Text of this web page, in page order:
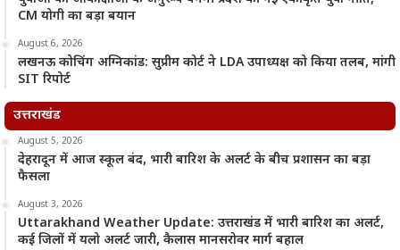
CM योगी का बड़ा बयान
August 6, 2026
लखनऊ कोचिंग अग्निकांड: सुप्रीम कोर्ट ने LDA उपाध्यक्ष को किया तलब, मांगी
SIT रिपोर्ट
उत्तराखंड
August 5, 2026
देहरादून में आज स्कूल बंद, भारी बारिश के अलर्ट के बीच प्रशासन का बड़ा
फैसला
August 3, 2026
Uttarakhand Weather Update: उत्तराखंड में भारी बारिश का अलर्ट,
कई जिलों में यलो अलर्ट जारी, कैलास मानसरोवर मार्ग बहाल